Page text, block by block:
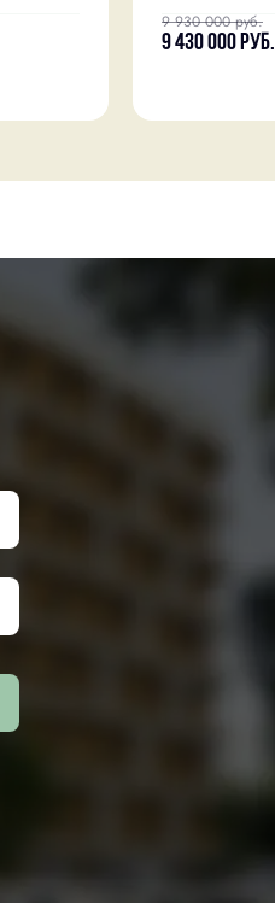
9 930 000руб.
9 430 000руб.